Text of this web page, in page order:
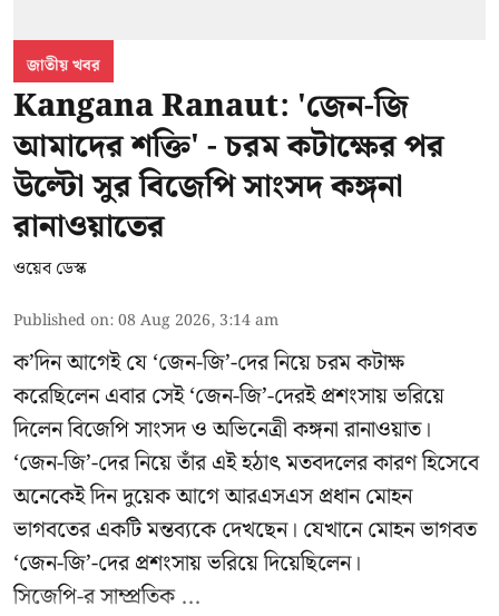
জাতীয় খবর
Kangana Ranaut: 'জেন-জি
আমাদের শক্তি' - চরম কটাক্ষের পর
উল্টো সুর বিজেপি সাংসদ কঙ্গনা
রানাওয়াতের
ওয়েব ডেস্ক
Published on:08 Aug 2026, 3:14 am
ক’দিন আগেই যে ‘জেন-জি’-দের নিয়ে চরম কটাক্ষ
করেছিলেন এবার সেই ‘জেন-জি’-দেরই প্রশংসায় ভরিয়ে
দিলেন বিজেপি সাংসদ ও অভিনেত্রী কঙ্গনা রানাওয়াত।
‘জেন-জি’-দের নিয়ে তাঁর এই হঠাৎ মতবদলের কারণ হিসেবে
অনেকেই দিন দুয়েক আগে আরএসএস প্রধান মোহন
ভাগবতের একটি মন্তব্যকে দেখছেন। যেখানে মোহন ভাগবত
‘জেন-জি’-দের প্রশংসায় ভরিয়ে দিয়েছিলেন।
সিজেপি-রসাম্প্রতিক ...